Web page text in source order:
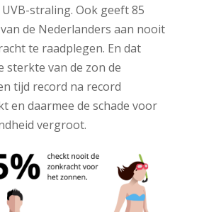
UVB-straling. Ook geeft 85
de Nederlanders aan nooit
te raadplegen. En dat
sterkte van de zon de
tijd record na record
en daarmee de schade voor
vergroot.